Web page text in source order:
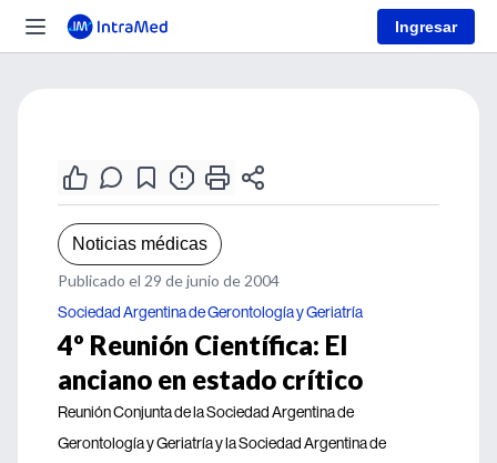
Ingresar
Noticias médicas
Publicado el 29 de junio de 2004
Sociedad Argentina de Gerontología y Geriatría
4º Reunión Científica: El
anciano en estado crítico
Reunión Conjunta de la Sociedad Argentina de
Gerontología y Geriatría y la Sociedad Argentina de